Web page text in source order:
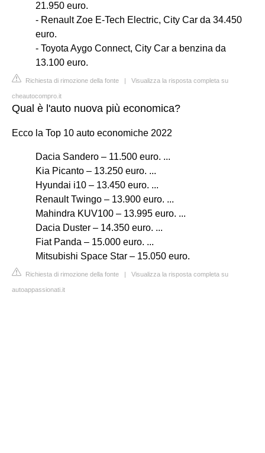
21.950 euro.
- Renault Zoe E-Tech Electric, City Car da 34.450
euro.
- Toyota Aygo Connect, City Car a benzina da
13.100 euro.
Richiesta di rimozione della fonte | Visualizza la risposta completa su
cheautocompro.it
Qual è l'auto nuova più economica?
Ecco la Top 10 auto economiche 2022
Dacia Sandero – 11.500 euro. ...
Kia Picanto – 13.250 euro. ...
Hyundai i10 – 13.450 euro. ...
Renault Twingo – 13.900 euro. ...
Mahindra KUV100 – 13.995 euro. ...
Dacia Duster – 14.350 euro. ...
Fiat Panda – 15.000 euro. ...
Mitsubishi Space Star – 15.050 euro.
Richiesta di rimozione della fonte | Visualizza la risposta completa su
autoappassionati.it